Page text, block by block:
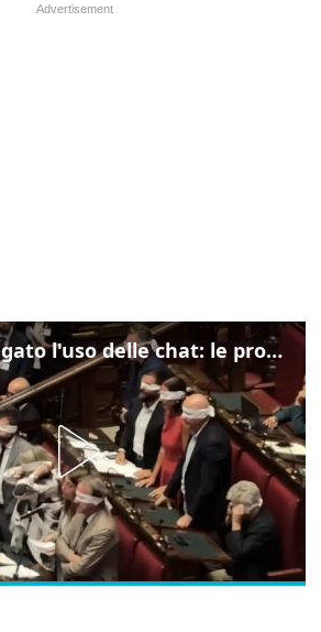
Delmastro, negato l'uso delle chat: le proteste di Avs e M5s